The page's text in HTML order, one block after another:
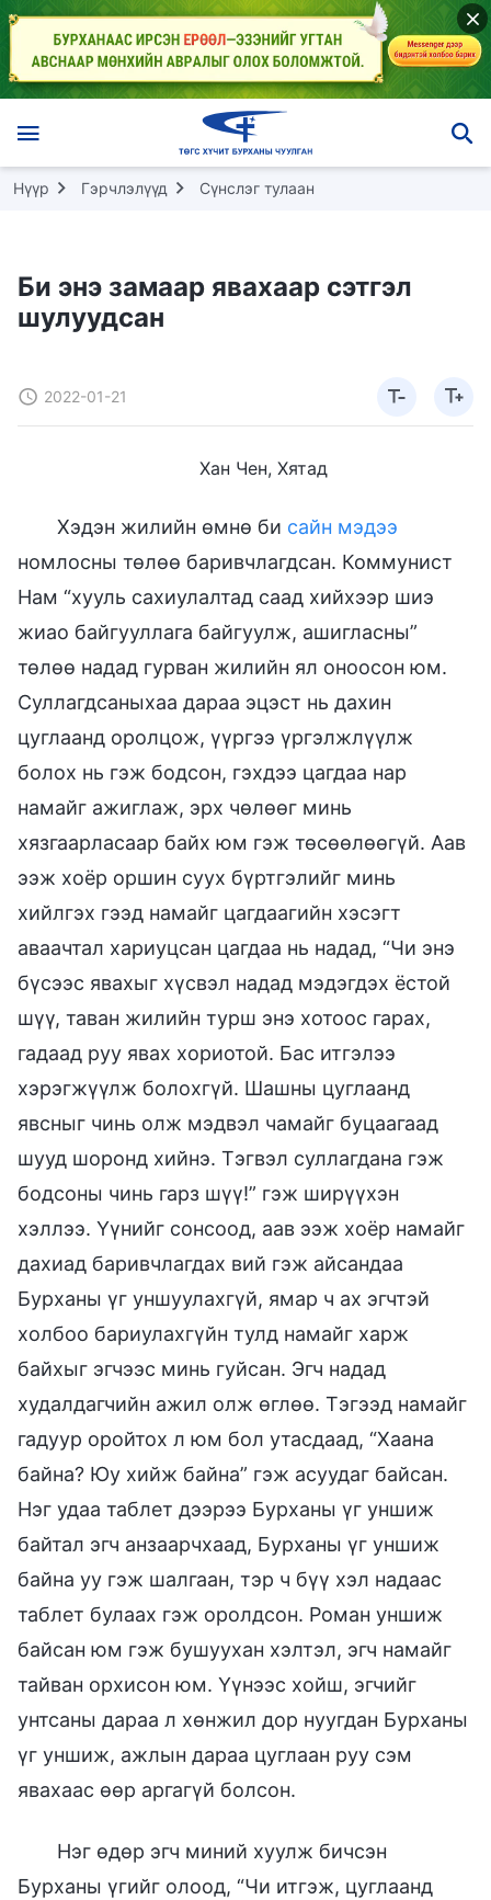
Нүүр Гэрчлэлүүд Сүнслэг тулаан
Би энэ замаар явахаар сэтгэл
шулуудсан
2022-01-21
Хан Чен, Хятад
Хэдэн жилийн өмнө би сайн мэдээ
номлосны төлөө баривчлагдсан. Коммунист
Нам “хууль сахиулалтад саад хийхээр шиэ
жиао байгууллага байгуулж, ашигласны”
төлөө надад гурван жилийн ял оноосон юм.
Суллагдсаныхаа дараа эцэст нь дахин
цуглаанд оролцож, үүргээ үргэлжлүүлж
болох нь гэж бодсон, гэхдээ цагдаа нар
намайг ажиглаж, эрх чөлөөг минь
хязгаарласаар байх юм гэж төсөөлөөгүй. Аав
ээж хоёр оршин суух бүртгэлийг минь
хийлгэх гээд намайг цагдаагийн хэсэгт
аваачтал хариуцсан цагдаа нь надад, “Чи энэ
бүсээс явахыг хүсвэл надад мэдэгдэх ёстой
шүү, таван жилийн турш энэ хотоос гарах,
гадаад руу явах хориотой. Бас итгэлээ
хэрэгжүүлж болохгүй. Шашны цуглаанд
явсныг чинь олж мэдвэл чамайг буцаагаад
шууд шоронд хийнэ. Тэгвэл суллагдана гэж
бодсоны чинь гарз шүү!” гэж ширүүхэн
хэллээ. Үүнийг сонсоод, аав ээж хоёр намайг
дахиад баривчлагдах вий гэж айсандаа
Бурханы үг уншуулахгүй, ямар ч ах эгчтэй
холбоо бариулахгүйн тулд намайг харж
байхыг эгчээс минь гуйсан. Эгч надад
худалдагчийн ажил олж өглөө. Тэгээд намайг
гадуур оройтох л юм бол утасдаад, “Хаана
байна? Юу хийж байна” гэж асуудаг байсан.
Нэг удаа таблет дээрээ Бурханы үг уншиж
байтал эгч анзаарчхаад, Бурханы үг уншиж
байна уу гэж шалгаан, тэр ч бүү хэл надаас
таблет булаах гэж оролдсон. Роман уншиж
байсан юм гэж бушуухан хэлтэл, эгч намайг
тайван орхисон юм. Үүнээс хойш, эгчийг
унтсаны дараа л хөнжил дор нуугдан Бурханы
үг уншиж, ажлын дараа цуглаан руу сэм
явахаас өөр аргагүй болсон.
Нэг өдөр эгч миний хуулж бичсэн
Бурханы үгийг олоод, “Чи итгэж, цуглаанд